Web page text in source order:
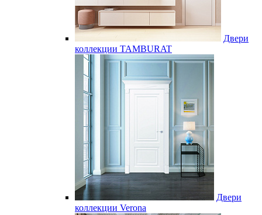
Двери
коллекции TAMBURAT
Двери
коллекции Verona